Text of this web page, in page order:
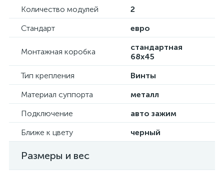
Количество модулей
2
Стандарт
евро
Монтажная коробка
стандартная
68х45
Тип крепления
Винты
Материал суппорта
металл
Подключение
авто зажим
Ближе к цвету
черный
Размеры и вес